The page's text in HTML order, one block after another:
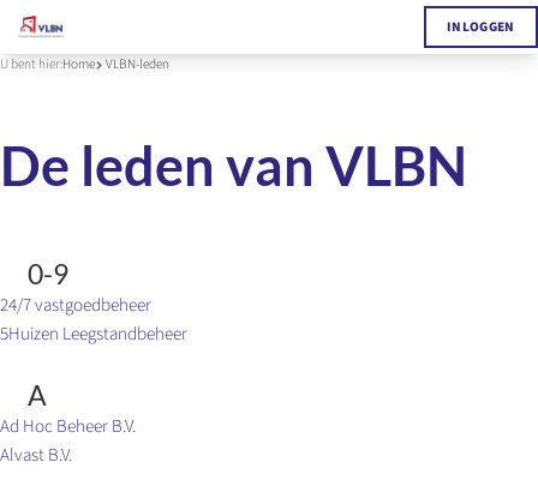
INLOGGEN
U bent hier:Home VLBN-leden
De leden van VLBN
0-9
24/7 vastgoedbeheer
5Huizen Leegstandbeheer
A
Ad Hoc Beheer B.V.
Alvast B.V.